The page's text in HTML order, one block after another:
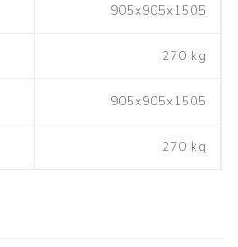
905x905x1505
270 kg
905x905x1505
270 kg